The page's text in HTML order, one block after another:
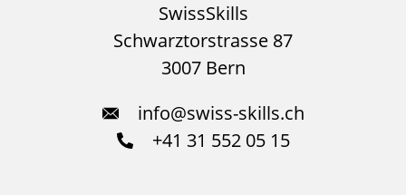
SwissSkills
Schwarztorstrasse 87
3007 Bern
info@swiss-skills.ch
+41 31 552 05 15